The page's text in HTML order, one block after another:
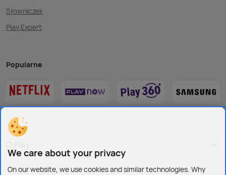
Słowniczek
Play Expert
Popularne
We care about your privacy
On our website, we use cookies and similar technologies. Why